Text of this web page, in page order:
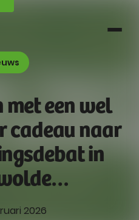
een wel
cadeau naar
in
2026